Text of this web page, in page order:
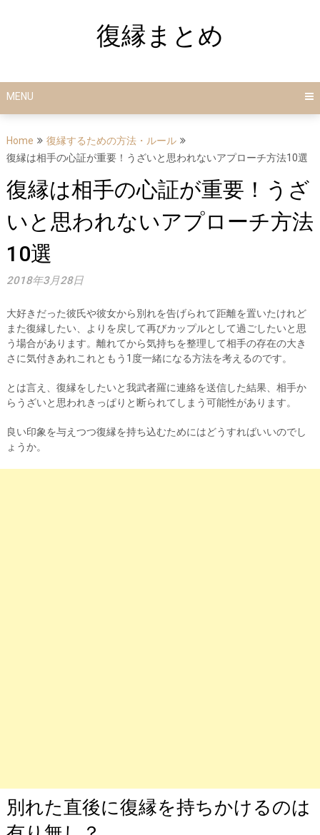
復縁まとめ
MENU
Home
復縁するための方法・ルール
復縁は相手の心証が重要！うざいと思われないアプローチ方法10選
復縁は相手の心証が重要！うざ
いと思われないアプローチ方法
10選
2018年3月28日
大好きだった彼氏や彼女から別れを告げられて距離を置いたけれど
また復縁したい、よりを戻して再びカップルとして過ごしたいと思
う場合があります。離れてから気持ちを整理して相手の存在の大き
さに気付きあれこれともう1度一緒になる方法を考えるのです。
とは言え、復縁をしたいと我武者羅に連絡を送信した結果、相手か
らうざいと思われきっぱりと断られてしまう可能性があります。
良い印象を与えつつ復縁を持ち込むためにはどうすればいいのでし
ょうか。
別れた直後に復縁を持ちかけるのは